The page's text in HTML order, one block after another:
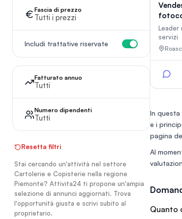
Fascia di prezzo
Tutti i prezzi
Includi trattative riservate
Fatturato annuo
Tutti
Numero dipendenti
Tutti
Resetta filtri
Stai cercando un'attività nel settore
Cartolerie e Copisterie nella regione
Piemonte? Attivita24 ti propone un'ampia
selezione di annunci aggiornati. Trova
l'opportunità giusta e scrivi subito al
proprietario.
zona
servizi
In
e i
pagina
Al
Quanto